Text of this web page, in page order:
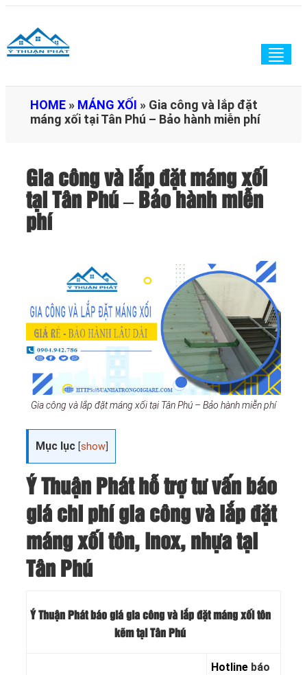
HOME » MÁNG XỐI » Gia công và lắp đặt
máng xối tại Tân Phú – Bảo hành miễn phí
Gia công và lắp đặt máng xối
tại Tân Phú – Bảo hành miễn
phí
Gia công và lắp đặt máng xối tại Tân Phú – Bảo hành miễn phí
Mục lục [show
Ý Thuận Phát hỗ trợ tư vấn báo
giá chi phí gia công và lắp đặt
máng xối tôn, inox, nhựa tại
Tân Phú
Ý Thuận Phát báo giá gia công và lắp đặt máng xối tôn
kẽm tại Tân Phú
Hotlinebáo